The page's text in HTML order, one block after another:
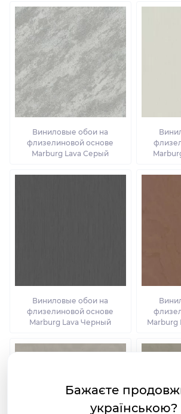
Виниловые обои на
флизелиновой основе
Marburg Lava Серый
Виниловые обои на
флизелиновой основе
Marburg Lava Черный
Marburg
Бажаєте
українською?